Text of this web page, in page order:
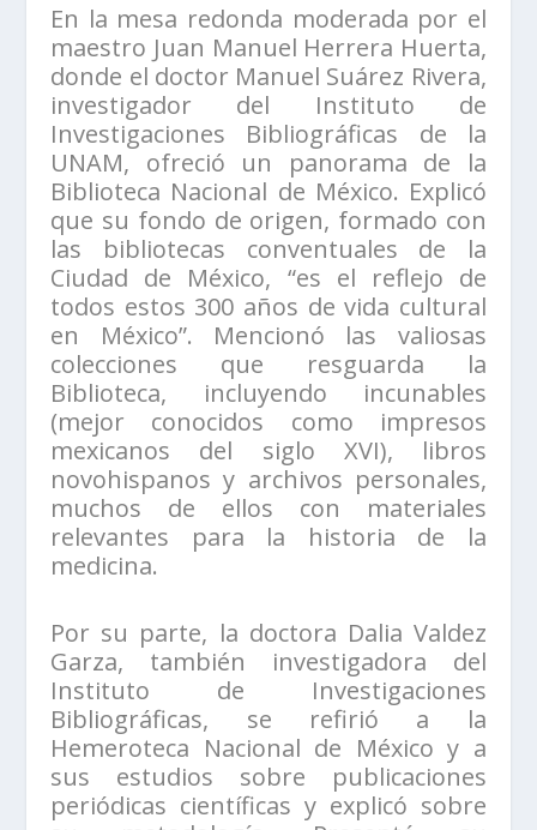
En la mesa redonda moderada por el
maestro Juan Manuel Herrera Huerta,
donde el doctor Manuel Suárez Rivera,
investigador del Instituto de
Investigaciones Bibliográficas de la
UNAM, ofreció un panorama de la
Biblioteca Nacional de México. Explicó
que su fondo de origen, formado con
las bibliotecas conventuales de la
Ciudad de México, “es el reflejo de
todos estos 300 años de vida cultural
en México”. Mencionó las valiosas
colecciones que resguarda la
Biblioteca, incluyendo incunables
(mejor conocidos como impresos
mexicanos del siglo XVI), libros
novohispanos y archivos personales,
muchos de ellos con materiales
relevantes para la historia de la
medicina.
Por su parte, la doctora Dalia Valdez
Garza, también investigadora del
Instituto de Investigaciones
Bibliográficas, se refirió a la
Hemeroteca Nacional de México y a
sus estudios sobre publicaciones
periódicas científicas y explicó sobre